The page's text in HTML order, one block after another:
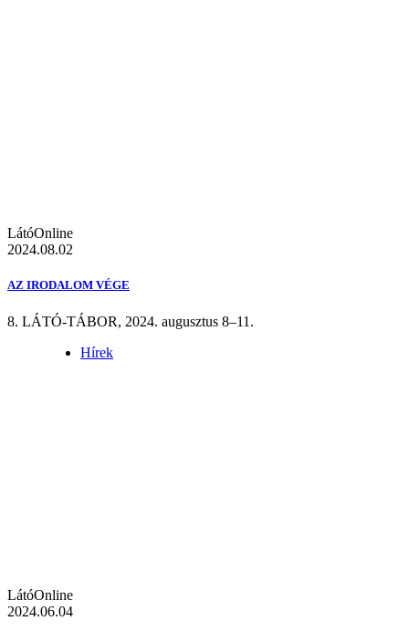
LátóOnline
2024.08.02
AZ IRODALOM VÉGE
8. LÁTÓ-TÁBOR, 2024. augusztus 8–11.
Hírek
LátóOnline
2024.06.04